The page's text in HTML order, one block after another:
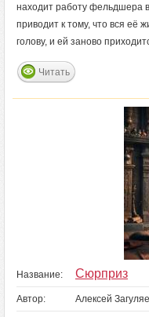
находит работу фельдшера
приводит к тому, что вся её
голову, и ей заново
Читать
Название: Сюрприз
Автор: Алексей